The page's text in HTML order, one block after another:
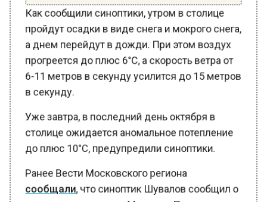
Как сообщили синоптики, утром в столице
пройдут осадки в виде снега и мокрого снега,
а днем перейдут в дожди. При этом воздух
прогреется до плюс 6°С, а скорость ветра от
6-11 метров в секунду усилится до 15 метров
в секунду.
Уже завтра, в последний день октября в
столице ожидается аномальное потепление
до плюс 10°С, предупредили синоптики.
Ранее Вести Московского региона
сообщали, что синоптик Шувалов сообщил о